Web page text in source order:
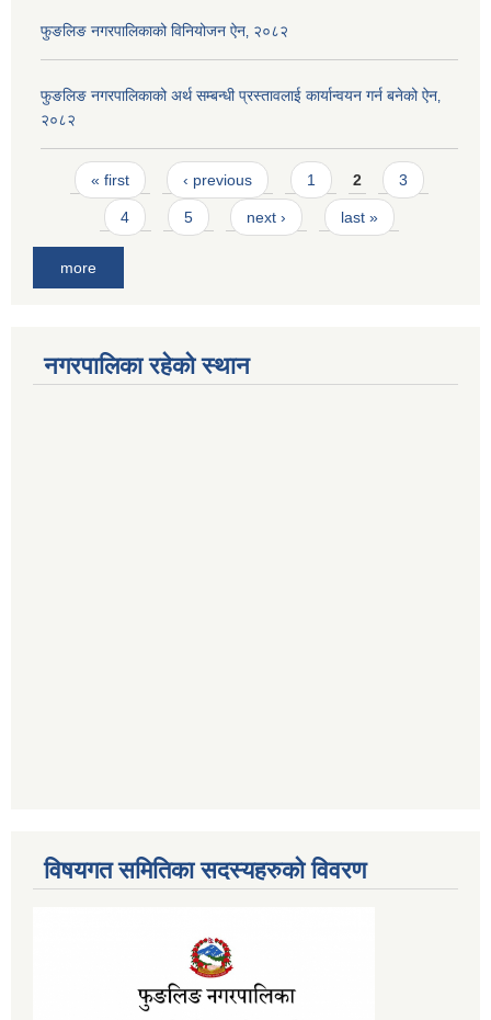
फुङलिङ नगरपालिकाको विनियोजन ऐन‚ २०८२
फुङलिङ नगरपालिकाको अर्थ सम्बन्धी प्रस्तावलाई कार्यान्वयन गर्न बनेको ऐन‚
२०८२
Pages
« first ‹ previous 1 2 3
4 5 next › last »
more
नगरपालिका रहेको स्थान
विषयगत समितिका सदस्यहरुको विवरण